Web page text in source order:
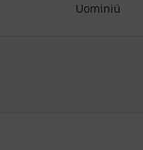
Uominiü